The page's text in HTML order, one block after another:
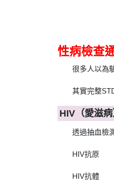
性病檢查
很多人以為
其實完整
HIV（愛滋病
透過抽血檢
HIV抗原
HIV抗體